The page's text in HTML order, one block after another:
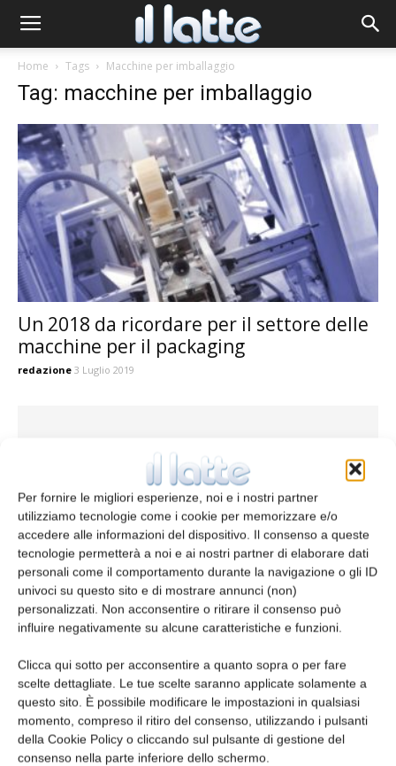
Per fornire le migliori esperienze, noi e i nostri partner
utilizziamo tecnologie come i cookie per memorizzare e/o
accedere alle informazioni del dispositivo. Il consenso a queste
tecnologie permetterà a noi e ai nostri partner di elaborare dati
personali come il comportamento durante la navigazione o gli ID
univoci su questo sito e di mostrare annunci (non)
personalizzati. Non acconsentire o ritirare il consenso può
influire negativamente su alcune caratteristiche e funzioni.
Clicca qui sotto per acconsentire a quanto sopra o per fare
scelte dettagliate. Le tue scelte saranno applicate solamente a
questo sito. È possibile modificare le impostazioni in qualsiasi
momento, compreso il ritiro del consenso, utilizzando i pulsanti
della Cookie Policy o cliccando sul pulsante di gestione del
consenso nella parte inferiore dello schermo.
Home Tags Macchine per imballaggio
Tag: macchine per imballaggio
Un 2018 da ricordare per il settore delle
macchine per il packaging
redazione 3 Luglio 2019
Le macchine per il packaging regalano
soddisfazioni all’Italia
Leggi la rivista